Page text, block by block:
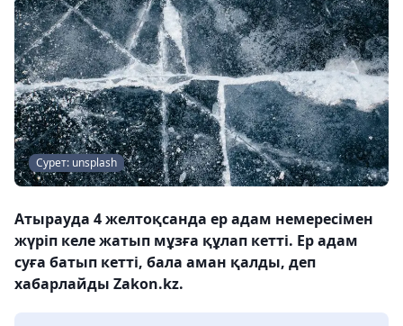
Сурет: unsplash
Атырауда 4 желтоқсанда ер адам немересімен
жүріп келе жатып мұзға құлап кетті. Ер адам
суға батып кетті, бала аман қалды, деп
хабарлайды Zakon.kz.